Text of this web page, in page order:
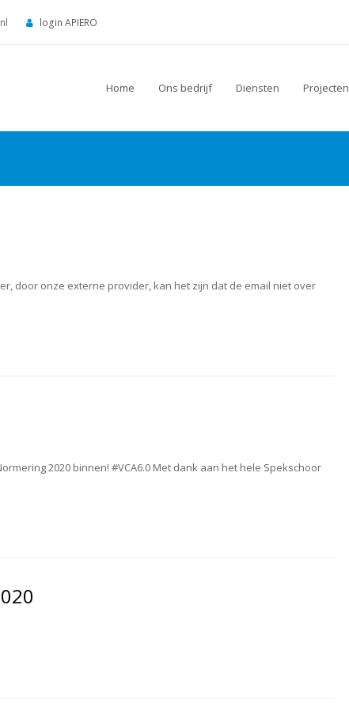
login APIERO
Home Ons bedrijf Diensten Projecten
door onze externe provider, kan het zijn dat de email niet over
2020 binnen! #VCA6.0 Met dank aan het hele Spekschoor